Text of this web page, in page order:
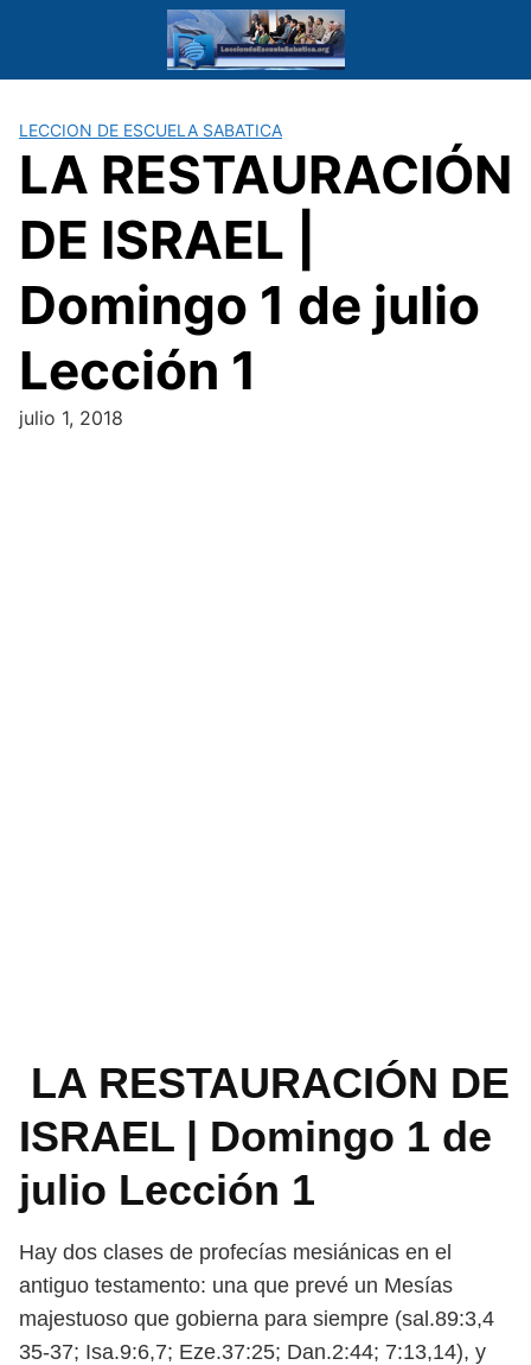
LECCION DE ESCUELA SABATICA
LA RESTAURACIÓN
DE ISRAEL |
Domingo 1 de julio
Lección 1
julio 1, 2018
LA RESTAURACIÓN DE
ISRAEL | Domingo 1 de
julio Lección 1
Hay dos clases de profecías mesiánicas en el
antiguo testamento: una que prevé un Mesías
majestuoso que gobierna para siempre (sal.89:3,4
35-37; Isa.9:6,7; Eze.37:25; Dan.2:44; 7:13,14), y